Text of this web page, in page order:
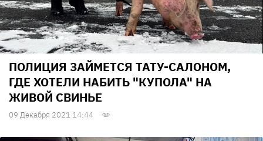
ПОЛИЦИЯ ЗАЙМЕТСЯ ТАТУ-САЛОНОМ,
ГДЕ ХОТЕЛИ НАБИТЬ "КУПОЛА" НА
ЖИВОЙ СВИНЬЕ
09 Декабря 2021 14:44